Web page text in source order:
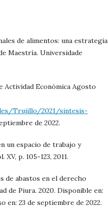
de alimentos: una estrategia
Maestría. Universidade
Actividad Económica Agosto
Trujillo/2021/sintesis-
de 2022.
un espacio de trabajo y
p. 105-123, 2011.
de abastos en el derecho
de Piura. 2020. Disponible en:
en: 23 de septiembre de 2022.